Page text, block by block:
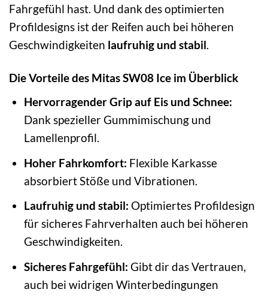
Fahrgefühl hast. Und dank des optimierten
Profildesigns ist der Reifen auch bei höheren
Geschwindigkeiten laufruhig und stabil.
Die Vorteile des Mitas SW08 Ice im Überblick
Hervorragender Grip auf Eis und Schnee:
Dank spezieller Gummimischung und
Lamellenprofil.
Hoher Fahrkomfort: Flexible Karkasse
absorbiert Stöße und Vibrationen.
Laufruhig und stabil: Optimiertes Profildesign
für sicheres Fahrverhalten auch bei höheren
Geschwindigkeiten.
Sicheres Fahrgefühl: Gibt dir das Vertrauen,
auch bei widrigen Winterbedingungen